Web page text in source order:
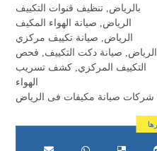
بالرياض, تنظيف قنوات التكييف
الرياض, صيانة الهواء المكيف
الرياض, صيانة تكييف مركزي
الرياض, صيانة دكت التكييف, فحص
التكييف المركزي, كشف تسريب
الهواء
شركات صيانة مكيفات فى الرياض